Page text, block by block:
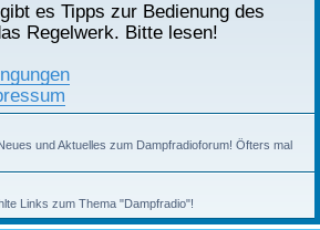
es Tipps zur Bedienung des
Regelwerk. Bitte lesen!
und Aktuelles zum Dampfradioforum! Öfters mal
Links zum Thema "Dampfradio"!